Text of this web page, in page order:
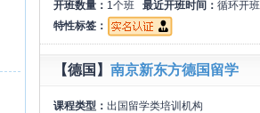
开班数量： 1个班 最近开班时间： 循环开班
特性标签：
【德国】 南京新东方德国留学
课程类型： 出国留学类培训机构